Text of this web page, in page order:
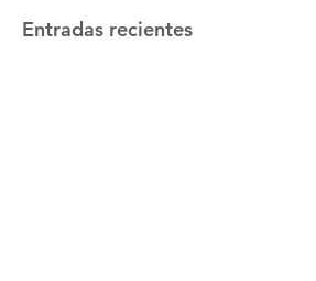
Entradas recientes